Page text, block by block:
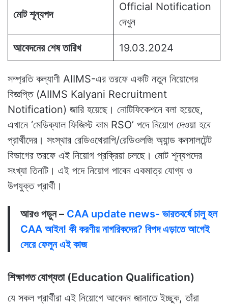
মোট শূন্যপদ
Official Notification
দেখুন
আবেদনের শেষ তারিখ 19.03.2024
সম্প্রতি কল্যাণী AIIMS-এর তরফে একটি নতুন নিয়োগের
বিজ্ঞপ্তি (AIIMS Kalyani Recruitment
Notification) জারি হয়েছে। নোটিফিকেশনে বলা হয়েছে,
এখানে ‘মেডিক্যাল ফিজিস্ট কাম RSO’ পদে নিয়োগ দেওয়া হবে
প্রার্থীদের। সংস্থার রেডিওথেরাপি/রেডিওলজি অ্যান্ড কনসালটেন্ট
বিভাগের তরফে এই নিয়োগ প্রক্রিয়া চলছে। মোট শূন্যপদের
সংখ্যা তিনটি। এই পদে নিয়োগ পাবেন একমাত্র যোগ্য ও
উপযুক্ত প্রার্থী।
আরও পড়ুন – CAA update news- ভারতবর্ষে চালু হল
CAA আইন! কী করণীয় নাগরিকদের? বিপদ এড়াতে আগেই
সেরে ফেলুন এই কাজ
শিক্ষাগত যোগ্যতা (Education Qualification)
যে সকল প্রার্থীরা এই নিয়োগে আবেদন জানাতে ইচ্ছুক, তাঁরা